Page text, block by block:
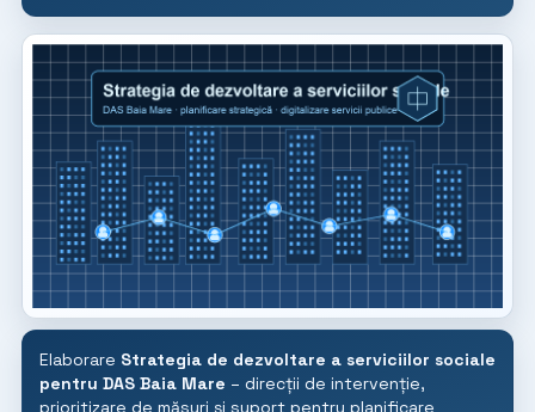
Elaborare Strategia de dezvoltare a serviciilor sociale
pentru DAS Baia Mare – direcții de intervenție,
prioritizare de măsuri și suport pentru planificare